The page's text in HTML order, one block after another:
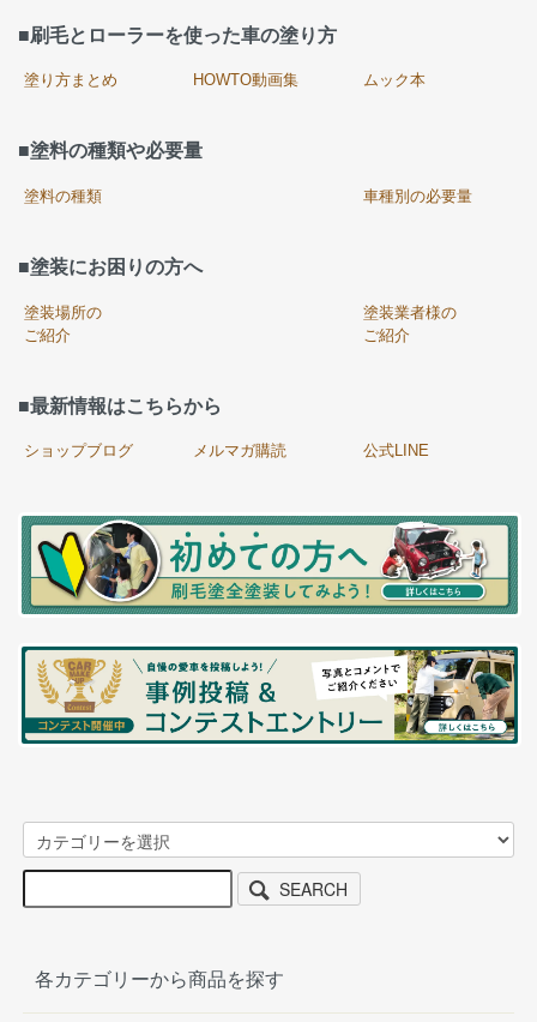
■刷毛とローラーを使った車の塗り方
塗り方まとめ HOWTO動画集 ムック本
■塗料の種類や必要量
塗料の種類 車種別の必要量
■塗装にお困りの方へ
塗装場所の
ご紹介
塗装業者様の
ご紹介
■最新情報はこちらから
ショップブログ メルマガ購読 公式LINE
SEARCH
各カテゴリーから商品を探す